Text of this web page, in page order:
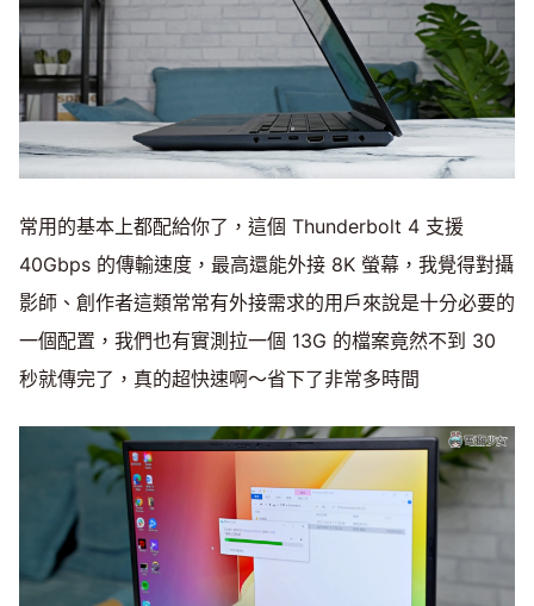
常用的基本上都配給你了，這個 Thunderbolt 4 支援
40Gbps 的傳輸速度，最高還能外接 8K 螢幕，我覺得對攝
影師、創作者這類常常有外接需求的用戶來說是十分必要的
一個配置，我們也有實測拉一個 13G 的檔案竟然不到 30
秒就傳完了，真的超快速啊～省下了非常多時間